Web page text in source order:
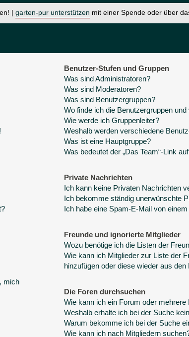
| garten-pur unterstützen mit einer Spende oder über
mich
Benutzer-Stufen und Gruppen
Was sind Administratoren?
Was sind Moderatoren?
Was sind Benutzergruppen?
Wo finde ich die Benutzergruppen
Wie werde ich Gruppenleiter?
Weshalb werden verschiedene
Was ist eine Hauptgruppe?
Was bedeutet der „Das Team“-Link
Private Nachrichten
Ich kann keine Privaten Nachrichten
Ich bekomme ständig unerwünschte
Ich habe eine Spam-E-Mail von
Freunde und ignorierte Mitglieder
Wozu benötige ich die Listen der
Wie kann ich Mitglieder zur Liste der
hinzufügen oder diese wieder aus den
Die Foren durchsuchen
Wie kann ich ein Forum oder mehrere
Weshalb erhalte ich bei der Suche
Warum bekomme ich bei der Suche
Wie kann ich nach Mitgliedern